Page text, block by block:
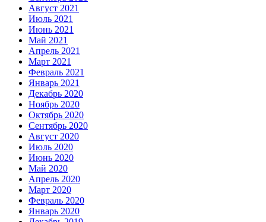
Август 2021
Июль 2021
Июнь 2021
Май 2021
Апрель 2021
Март 2021
Февраль 2021
Январь 2021
Декабрь 2020
Ноябрь 2020
Октябрь 2020
Сентябрь 2020
Август 2020
Июль 2020
Июнь 2020
Май 2020
Апрель 2020
Март 2020
Февраль 2020
Январь 2020